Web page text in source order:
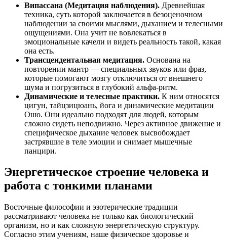
Випассана (Медитация наблюдения). Древнейшая
техника, суть которой заключается в безоценочном
наблюдении за своими мыслями, дыханием и телесными
ощущениями. Она учит не вовлекаться в
эмоциональные качели и видеть реальность такой, какая
она есть.
Трансцендентальная медитация. Основана на
повторении мантр — специальных звуков или фраз,
которые помогают мозгу отключиться от внешнего
шума и погрузиться в глубокий альфа-ритм.
Динамические и телесные практики. К ним относятся
цигун, тайцзицюань, йога и динамические медитации
Ошо. Они идеально подходят для людей, которым
сложно сидеть неподвижно. Через активное движение и
специфическое дыхание человек высвобождает
застрявшие в теле эмоции и снимает мышечные
панцири.
Энергетическое строение человека и
работа с тонкими планами
Восточные философии и эзотерические традиции
рассматривают человека не только как биологический
организм, но и как сложную энергетическую структуру.
Согласно этим учениям, наше физическое здоровье и